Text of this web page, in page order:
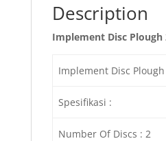
Description
Implement Disc Plough
Implement Disc Plough
Spesifikasi :
Number Of Discs : 2